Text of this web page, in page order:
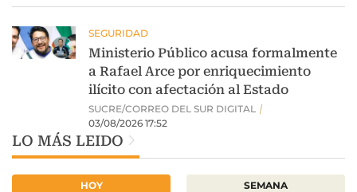
LO MÁS LEIDO
HOY SEMANA